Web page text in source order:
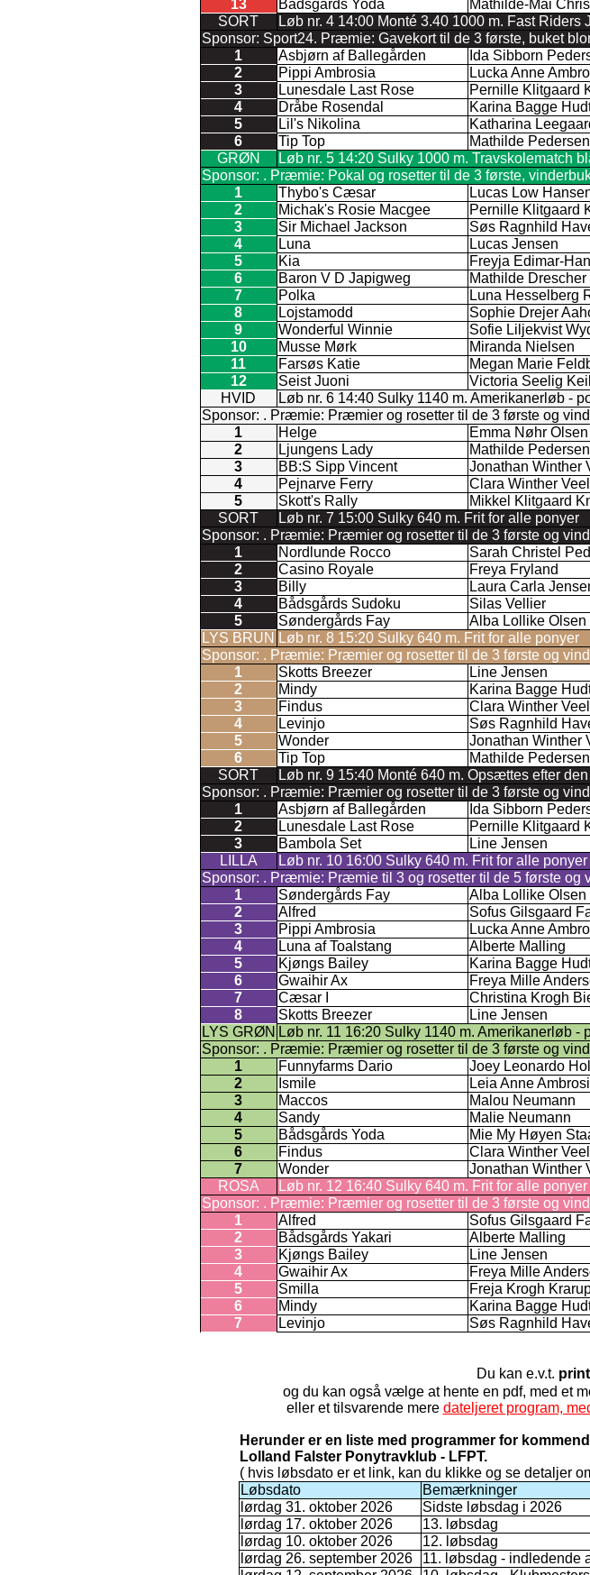
13
Bådsgårds Yoda Mathilde-Mai
SORT
Løb nr. 4 14:00 Monté 3.40 1000 m. Fast Riders
Sponsor: Sport24. Præmie: Gavekort til de 3 første, buket
1
Asbjørn af Ballegården Ida Sibborn
2
Pippi Ambrosia Lucka Anne
3
Lunesdale Last Rose Pernille Klitgaard
4
Dråbe Rosendal Karina Bagge
5
Lil's Nikolina Katharina
6
Tip Top Mathilde Pedersen
GRØN
Løb nr. 5 14:20 Sulky 1000 m. Travskolematch
Sponsor: . Præmie: Pokal og rosetter til de 3 første,
1
Thybo's Cæsar Lucas Low
2
Michak's Rosie Macgee Pernille Klitgaard
3
Sir Michael Jackson Søs Ragnhild
4
Luna Lucas Jensen
5
Kia Freyja Edimar-
6
Baron V D Japigweg Mathilde Drescher
7
Polka Luna Hesselberg
8
Lojstamodd Sophie Drejer
9
Wonderful Winnie Sofie Liljekvist
10
Musse Mørk Miranda Nielsen
11
Farsøs Katie Megan Marie
12
Seist Juoni Victoria Seelig
HVID
Løb nr. 6 14:40 Sulky 1140 m. Amerikanerløb -
Sponsor: . Præmie: Præmier og rosetter til de 3 første og
1
Helge Emma Nøhr Olsen
2
Ljungens Lady Mathilde Pedersen
3
BB:S Sipp Vincent Jonathan Winther
4
Pejnarve Ferry Clara Winther Veel
5
Skott's Rally Mikkel Klitgaard
SORT
Løb nr. 7 15:00 Sulky 640 m. Frit for alle ponyer
Sponsor: . Præmie: Præmier og rosetter til de 3 første og
1
Nordlunde Rocco Sarah Christel
2
Casino Royale Freya Fryland
3
Billy Laura Carla
4
Bådsgårds Sudoku Silas Vellier
5
Søndergårds Fay Alba Lollike Olsen
LYS BRUN Løb nr. 8 15:20 Sulky 640 m. Frit for alle ponyer
Sponsor: . Præmie: Præmier og rosetter til de 3 første og
1
Skotts Breezer Line Jensen
2
Mindy Karina Bagge
3
Findus Clara Winther Veel
4
Levinjo Søs Ragnhild
5
Wonder Jonathan Winther
6
Tip Top Mathilde Pedersen
SORT
Løb nr. 9 15:40 Monté 640 m. Opsættes efter
Sponsor: . Præmie: Præmier og rosetter til de 3 første og
1
Asbjørn af Ballegården Ida Sibborn
2
Lunesdale Last Rose Pernille Klitgaard
3
Bambola Set Line Jensen
LILLA
Løb nr. 10 16:00 Sulky 640 m. Frit for alle ponyer
Sponsor: . Præmie: Præmie til 3 og rosetter til de 5 første og
1
Søndergårds Fay Alba Lollike Olsen
2
Alfred Sofus Gilsgaard
3
Pippi Ambrosia Lucka Anne
4
Luna af Toalstang Alberte Malling
5
Kjøngs Bailey Karina Bagge
6
Gwaihir Ax Freya Mille
7
Cæsar I Christina Krogh
8
Skotts Breezer Line Jensen
LYS GRØN Løb nr. 11 16:20 Sulky 1140 m. Amerikanerløb
Sponsor: . Præmie: Præmier og rosetter til de 3 første og
1
Funnyfarms Dario Joey Leonardo
2
Ismile Leia Anne
3
Maccos Malou Neumann
4
Sandy Malie Neumann
5
Bådsgårds Yoda Mie My Høyen
6
Findus Clara Winther Veel
7
Wonder Jonathan Winther
ROSA
Løb nr. 12 16:40 Sulky 640 m. Frit for alle ponyer
Sponsor: . Præmie: Præmier og rosetter til de 3 første og
1
Alfred Sofus Gilsgaard
2
Bådsgårds Yakari Alberte Malling
3
Kjøngs Bailey Line Jensen
4
Gwaihir Ax Freya Mille
5
Smilla Freja Krogh
6
Mindy Karina Bagge
7
Levinjo Søs Ragnhild
Du kan e.v.t.
og du kan også vælge at hente en pdf, med et
eller et tilsvarende mere dateljeret program,
Herunder er en liste med programmer for
Lolland Falster Ponytravklub - LFPT.
( hvis løbsdato er et link, kan du klikke og se detaljer
Løbsdato
Bemærkninger
lørdag 31. oktober 2026
Sidste løbsdag i 2026
lørdag 17. oktober 2026
13. løbsdag
lørdag 10. oktober 2026
12. løbsdag
lørdag 26. september 2026
11. løbsdag - indledende